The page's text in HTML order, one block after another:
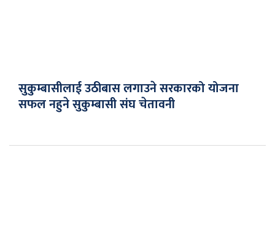
सुकुम्बासीलाई उठीबास लगाउने सरकारको योजना
सफल नहुने सुकुम्बासी संघ चेतावनी